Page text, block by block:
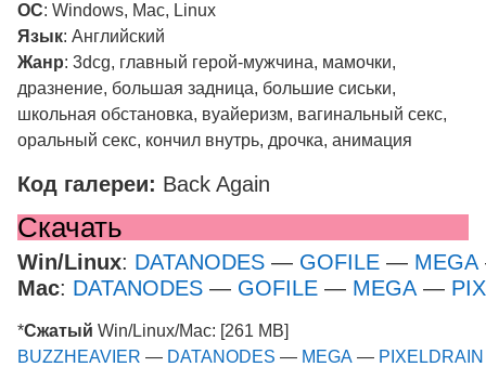
ОС: Windows, Mac, Linux
Язык: Английский
Жанр: 3dcg, главный герой-мужчина, мамочки,
дразнение, большая задница, большие сиськи,
школьная обстановка, вуайеризм, вагинальный секс,
оральный секс, кончил внутрь, дрочка, анимация
Код галереи: Back Again
Скачать
Win/Linux: DATANODES — GOFILE — MEGA
Mac: DATANODES — GOFILE — MEGA —
*Сжатый Win/Linux/Mac: [261 MB]
BUZZHEAVIER — DATANODES — MEGA —